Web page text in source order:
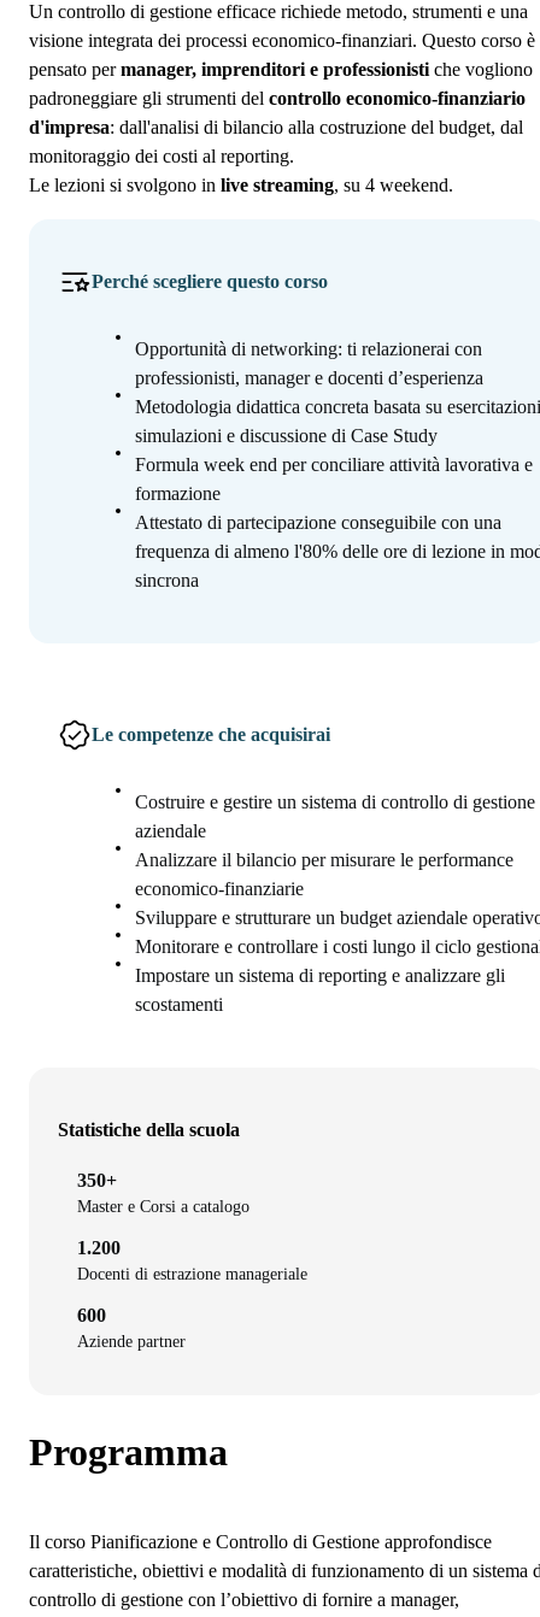
Un controllo di gestione efficace richiede metodo, strumenti e una
visione integrata dei processi economico-finanziari. Questo corso è
pensato permanager, imprenditori e professionisti che vogliono
padroneggiare gli strumenti del controllo economico-finanziario
d'impresa: dall'analisi di bilancio alla costruzione del budget, dal
monitoraggio dei costi al reporting.
Le lezioni si svolgono in live streaming, su 4 weekend.
Perché scegliere questo corso
Opportunità di networking: ti relazionerai con
professionisti, manager e docenti d’esperienza
Metodologia didattica concreta basata su
simulazioni e discussione di Case Study
Formula week end per conciliare attività lavorativa e
formazione
Attestato di partecipazione conseguibile con una
frequenza di almeno l'80% delle ore di lezione in
sincrona
Le competenze che acquisirai
Costruire e gestire un sistema di controllo di gestione
aziendale
Analizzare il bilancio per misurare le performance
economico-finanziarie
Sviluppare e strutturare un budget aziendale
Monitorare e controllare i costi lungo il ciclo
Impostare un sistema di reporting e analizzare gli
scostamenti
Statistiche della scuola
350+
Master e Corsi a catalogo
1.200
Docenti di estrazione manageriale
600
Aziende partner
Programma
Il corso Pianificazione e Controllo di Gestione approfondisce
caratteristiche, obiettivi e modalità di funzionamento di un sistema
controllo di gestione con l’obiettivo di fornire a manager,